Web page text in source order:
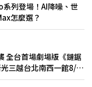
列登場！AI降噪、世
怎麼選？
全台首場劇場版《鏈鋸
三越台北南西一館8/6